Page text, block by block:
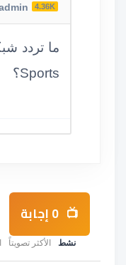
4.36K
Sports؟
0إجابة
نشط الأكثر تصويتاً